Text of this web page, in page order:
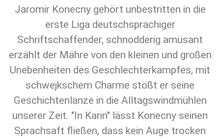
Jaromir Konecny gehört unbestritten in die
erste Liga deutschsprachiger
Schriftschaffender, schnodderig amüsant
erzählt der Mähre von den kleinen und großen
Unebenheiten des Geschlechterkampfes, mit
schwejkschem Charme stößt er seine
Geschichtenlanze in die Alltagswindmühlen
unserer Zeit. "In Karin" lässt Konecny seinen
Sprachsaft fließen, dass kein Auge trocken